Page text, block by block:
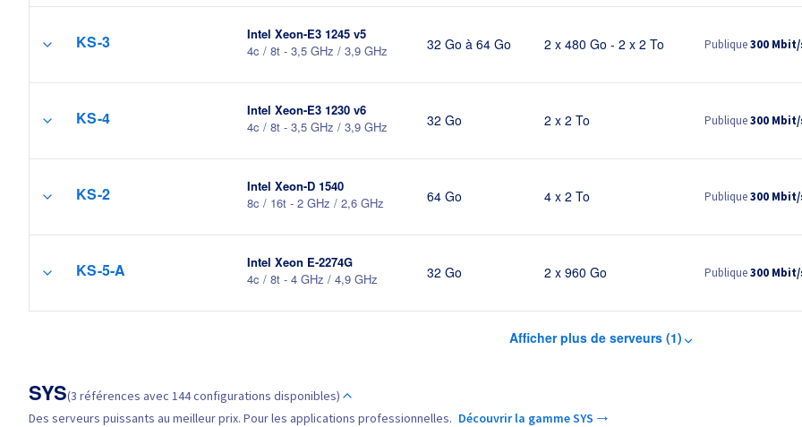
KS-3
Intel Xeon-E3 1245 v5
4c / 8t - 3,5 GHz / 3,9 GHz
32 Go à 64 Go 2 x 480 Go - 2 x 2 To Publique300
KS-4
Intel Xeon-E3 1230 v6
4c / 8t - 3,5 GHz / 3,9 GHz
32 Go 2 x 2 To Publique300
KS-2
Intel Xeon-D 1540
8c / 16t - 2 GHz / 2,6 GHz
64 Go 4 x 2 To Publique300
KS-5-A
Intel Xeon E-2274G
4c / 8t - 4 GHz / 4,9 GHz
32 Go 2 x 960 Go Publique300
Afficher plus de serveurs (1)
SYS(3 références avec 144 configurations disponibles)
Des serveurs puissants au meilleur prix. Pour les applications professionnelles. Découvrir la gamme SYS →